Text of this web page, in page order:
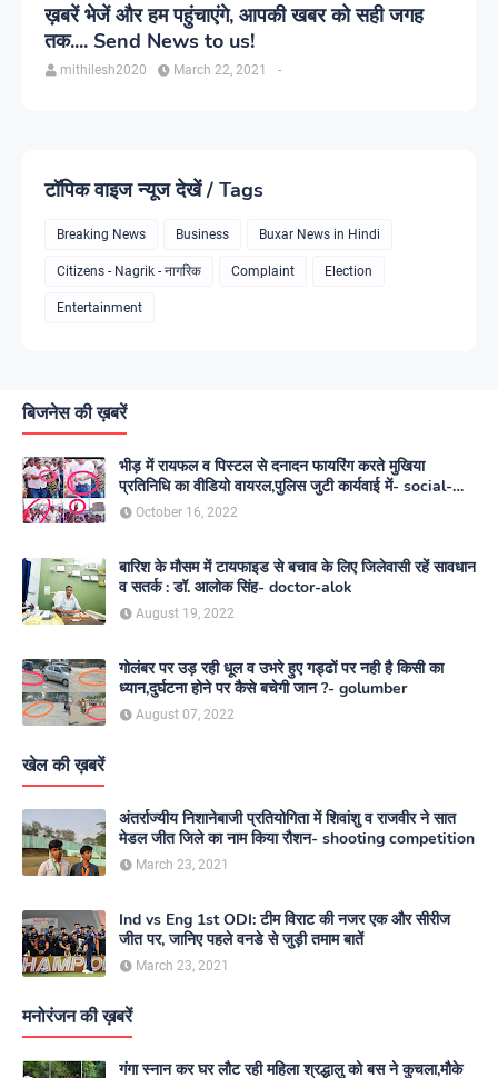
ख़बरें भेजें और हम पहुंचाएंगे, आपकी खबर को सही जगह
तक.... Send News to us!
mithilesh2020 -
March 22, 2021
टॉपिक वाइज न्यूज देखें / Tags
Breaking News Business Buxar News in Hindi
Citizens - Nagrik - नागरिक Complaint Election
Entertainment
बिजनेस की ख़बरें
भीड़ में रायफल व पिस्टल से दनादन फायरिंग करते मुखिया
प्रतिनिधि का वीडियो वायरल,पुलिस जुटी कार्यवाई में- social-
media
October 16, 2022
बारिश के मौसम में टायफाइड से बचाव के लिए जिलेवासी रहें सावधान
व सतर्क : डॉ. आलोक सिंह- doctor-alok
August 19, 2022
गोलंबर पर उड़ रही धूल व उभरे हुए गड्ढों पर नही है किसी का
ध्यान,दुर्घटना होने पर कैसे बचेगी जान ?- golumber
August 07, 2022
खेल की ख़बरें
अंतर्राज्यीय निशानेबाजी प्रतियोगिता में शिवांशु व राजवीर ने सात
मेडल जीत जिले का नाम किया रौशन- shooting competition
March 23, 2021
Ind vs Eng 1st ODI: टीम विराट की नजर एक और सीरीज
जीत पर, जानिए पहले वनडे से जुड़ी तमाम बातें
March 23, 2021
मनोरंजन की ख़बरें
गंगा स्नान कर घर लौट रही महिला श्रद्धालु को बस ने कुचला,मौके